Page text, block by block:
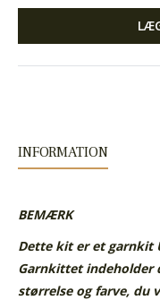
INFORMATION
BEMÆRK
Dette kit er et garnkit
Garnkittet indeholder
størrelse og farve, du